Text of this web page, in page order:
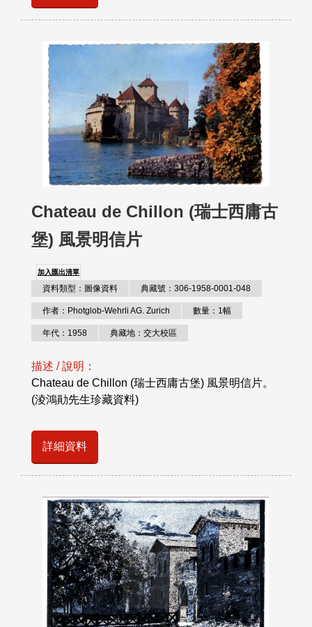
Chateau de Chillon (瑞士西庸古
堡) 風景明信片
加入匯出清單
資料類型：圖像資料 典藏號：306-1958-0001-048
作者：Photglob-Wehrli AG. Zurich 數量：1幅
年代：1958 典藏地：交大校區
描述 / 說明：
Chateau de Chillon (瑞士西庸古堡) 風景明信片。
(淩鴻勛先生珍藏資料)
詳細資料